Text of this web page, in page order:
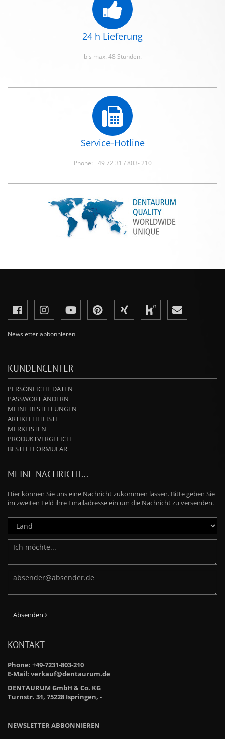
24 h Lieferung
bis max. 48 Stunden.
Service-Hotline
Phone: +49 72 31 / 803- 210
Newsletter abbonnieren
KUNDENCENTER
PERSÖNLICHE DATEN
PASSWORT ÄNDERN
MEINE BESTELLUNGEN
ARTIKELHITLISTE
MERKLISTEN
PRODUKTVERGLEICH
BESTELLFORMULAR
MEINE NACHRICHT...
Hier können Sie uns eine Nachricht zukommen lassen. Bitte geben Sie
im zweiten Feld ihre Emailadresse ein um die Nachricht zu versenden.
Absenden
KONTAKT
Phone: +49-7231-803-210
E-Mail: verkauf@dentaurum.de
DENTAURUM GmbH & Co. KG
Turnstr. 31, 75228 Ispringen, -
NEWSLETTER ABBONNIEREN